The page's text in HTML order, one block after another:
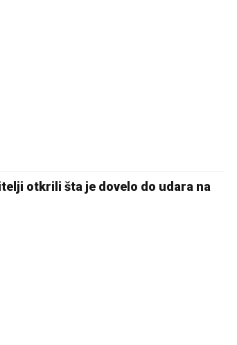
otkrili šta je dovelo do udara na